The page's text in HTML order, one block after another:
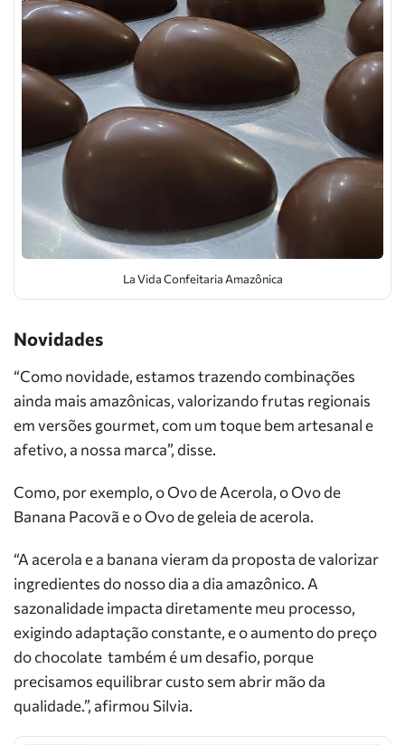
La Vida Confeitaria Amazônica
Novidades
“Como novidade, estamos trazendo combinações
ainda mais amazônicas, valorizando frutas regionais
em versões gourmet, com um toque bem artesanal e
afetivo, a nossa marca”, disse.
Como, por exemplo, o Ovo de Acerola, o Ovo de
Banana Pacovã e o Ovo de geleia de acerola.
“A acerola e a banana vieram da proposta de valorizar
ingredientes do nosso dia a dia amazônico. A
sazonalidade impacta diretamente meu processo,
exigindo adaptação constante, e o aumento do preço
do chocolate também é um desafio, porque
precisamos equilibrar custo sem abrir mão da
qualidade.”, afirmou Silvia.